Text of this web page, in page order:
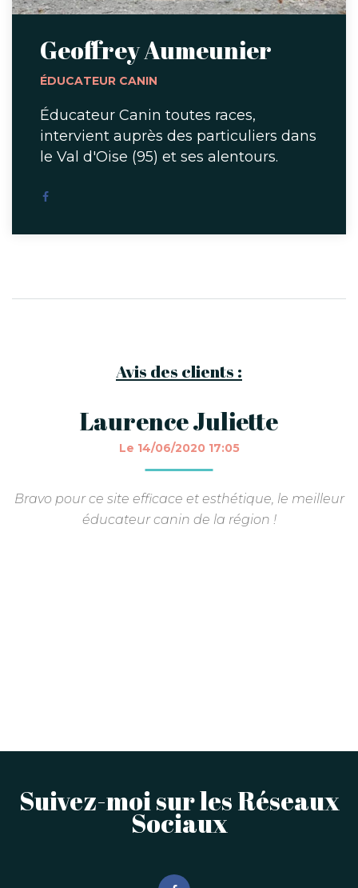
Geoffrey Aumeunier
ÉDUCATEUR CANIN
Éducateur Canin toutes races,
intervient auprès des particuliers dans
le Val d'Oise (95) et ses alentours.
Avis des clients :
Laurence Juliette
Le 14/06/2020 17:05
Bravo pour ce site efficace et esthétique, le meilleur
éducateur canin de la région !
Suivez-moi sur les Réseaux
Sociaux